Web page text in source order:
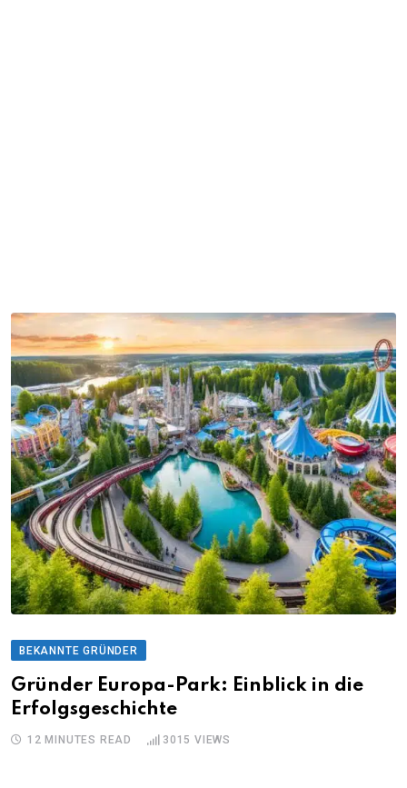
BEKANNTE GRÜNDER
Gründer Europa-Park: Einblick in die
Erfolgsgeschichte
12 MINUTES READ 3015 VIEWS